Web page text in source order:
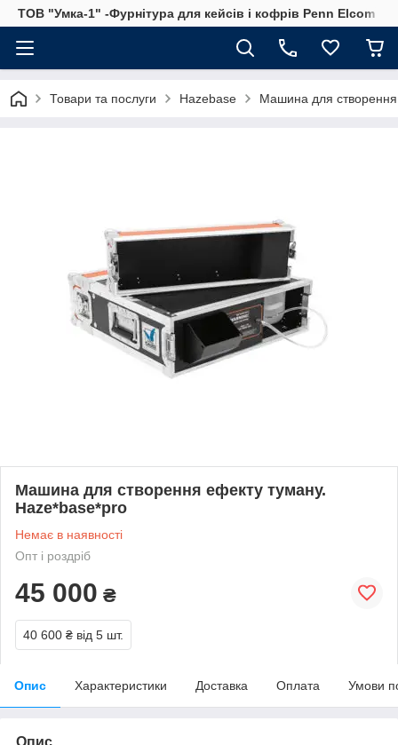
ТОВ "Умка-1" -Фурнітура для кейсів і кофрів Penn Elcom
Товари та послуги Hazebase Машина для
Машина для створення ефекту туману.
Haze*base*pro
Немає в наявності
Опт і роздріб
45 000 ₴
40 600 ₴ від 5 шт.
Опис Характеристики Доставка Оплата Умови
Опис